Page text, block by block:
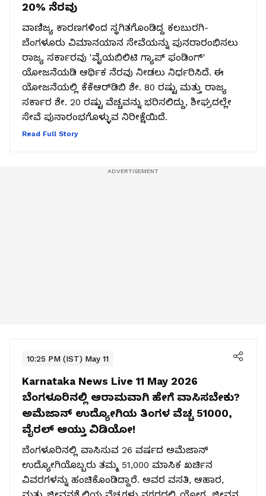
20% ನೆರವು
ವಾಣಿಜ್ಯ ಕಾರಣಗಳಿಂದ ಸ್ಥಗಿತಗೊಂಡಿದ್ದ ಕಲಬುರಗಿ-
ಬೆಂಗಳೂರು ವಿಮಾನಯಾನ ಸೇವೆಯನ್ನು ಪುನರಾರಂಭಿಸಲು
ರಾಜ್ಯ ಸರ್ಕಾರವು 'ವೈಯಬಿಲಿಟಿ ಗ್ಯಾಪ್ ಫಂಡಿಂಗ್'
ಯೋಜನೆಯಡಿ ಆರ್ಥಿಕ ನೆರವು ನೀಡಲು ನಿರ್ಧರಿಸಿದೆ. ಈ
ಯೋಜನೆಯಲ್ಲಿ ಕೆಕೆಆರ್‌ಡಿಬಿ ಶೇ. 80 ರಷ್ಟು ಮತ್ತು ರಾಜ್ಯ
ಸರ್ಕಾರ ಶೇ. 20 ರಷ್ಟು ವೆಚ್ಚವನ್ನು ಭರಿಸಲಿದ್ದು, ಶೀಘ್ರದಲ್ಲೇ
ಸೇವೆ ಪುನಾರಂಭಗೊಳ್ಳುವ ನಿರೀಕ್ಷೆಯಿದೆ.
Read Full Story
10:25 PM (IST) May 11
Karnataka News Live 11 May 2026
ಬೆಂಗಳೂರಿನಲ್ಲಿ ಆರಾಮವಾಗಿ ಹೇಗೆ ವಾಸಿಸಬೇಕು?
ಅಮೆಜಾನ್ ಉದ್ಯೋಗಿಯ ತಿಂಗಳ ವೆಚ್ಚ ₹51000,
ವೈರಲ್ ಆಯ್ತು ವಿಡಿಯೋ!
ಬೆಂಗಳೂರಿನಲ್ಲಿ ವಾಸಿಸುವ 26 ವರ್ಷದ ಅಮೆಜಾನ್
ಉದ್ಯೋಗಿಯೊಬ್ಬರು ತಮ್ಮ ₹51,000 ಮಾಸಿಕ ಖರ್ಚಿನ
ವಿವರಗಳನ್ನು ಹಂಚಿಕೊಂಡಿದ್ದಾರೆ. ಅವರ ವಸತಿ, ಆಹಾರ,